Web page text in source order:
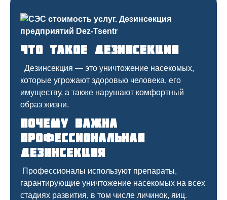
Что такое дезинсекция
Дезинсекция — это уничтожение насекомых,
которые угрожают здоровью человека, его
имуществу, а также нарушают комфортный
образ жизни.
Почему важна
профессиональная
дезинсекция
Профессионалы используют препараты,
гарантирующие уничтожение насекомых на всех
стадиях развития, в том числе личинок, яиц.